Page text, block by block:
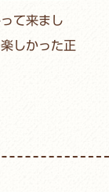
て来まし
しかった正